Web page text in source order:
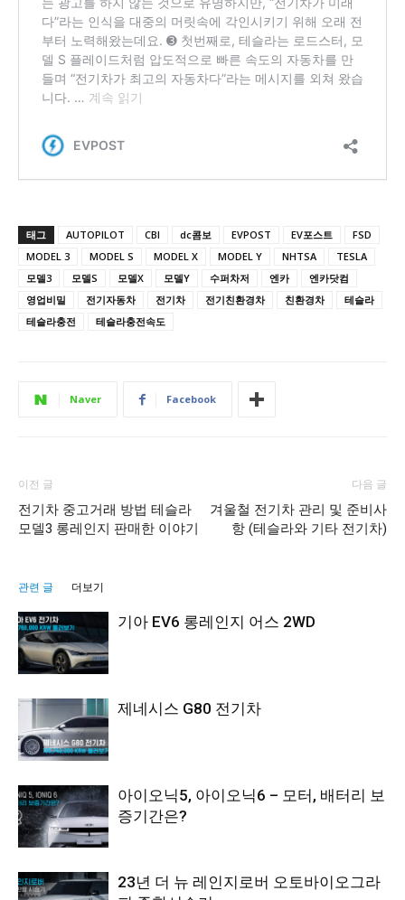
태그 AUTOPILOT CBI dc콤보 EVPOST EV포스트
FSD
MODEL 3
MODEL S MODEL X MODEL Y NHTSA
TESLA
모델3
모델S 모델X 모델Y 수퍼차저 엔카
엔카닷컴
영업비밀
전기자동차 전기차 전기친환경차 친환경차
테슬라
테슬라충전
테슬라충전속도
Naver Facebook
이전 글
전기차 중고거래 방법 테슬라
모델3 롱레인지 판매한 이야기
다음 글
겨울철 전기차 관리 및 준비사
항 (테슬라와 기타 전기차)
관련 글 더보기
기아 EV6 롱레인지 어스 2WD
제네시스 G80 전기차
아이오닉5, 아이오닉6 – 모터, 배터리 보
증기간은?
23년 더 뉴 레인지로버 오토바이오그라